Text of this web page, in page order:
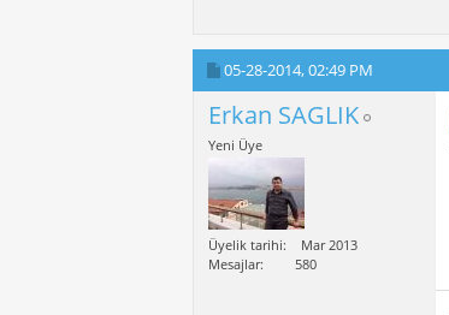
05-28-2014,02:49 PM
Erkan SAGLIK
Yeni Üye
Üyelik tarihi
Mar 2013
Mesajlar
580